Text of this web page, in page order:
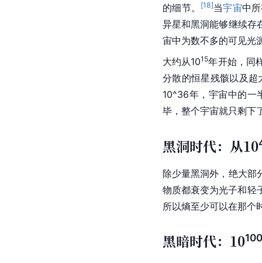
的细节。
[18]当宇宙中
异星和黑洞能够继续存
宙中为数不多的可见光
大约从1015年开始，同
分散的恒星残骸以及超
10^36年，宇宙中的一
毕，整个宇宙就只剩下
黑洞时代：从10
除少量黑洞外，绝大部
物质都衰变为光子和轻
所以熵至少可以在那个
黑暗时代：10100